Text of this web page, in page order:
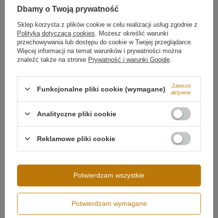
codziennego użytku
✔ Sterowanie pilotem – płynna regulacja jasności
✔ Technologia LED SMD2835 – energooszczędność i
trwałość
✔ Regulowana wysokość zawieszenia
✔ Elegancki design w matowej czerni
kelwinów
Więcej
Dbamy o Twoją prywatność
Sklep korzysta z plików cookie w celu realizacji usług zgodnie z
Polityką dotyczącą cookies . Możesz określić warunki
przechowywania lub dostępu do cookie w Twojej przeglądarce.
Więcej informacji na temat warunków i prywatności można
znaleźć także na stronie Prywatność i warunki Google
Funkcjonalne pliki cookie (wymagane)
Zawsze
aktywne
Analityczne pliki cookie
Reklamowe pliki cookie
Potwierdzam wymagane
Potwierdzam wszystkie